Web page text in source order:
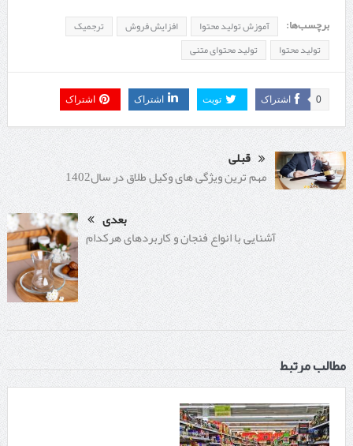
برچسب‌ها: آموزش تولید محتوا افزایش فروش
ترجمیک
تولید محتوا
تولید محتوای متنی
اشتراک 0 تویت اشتراک اشتراک
قبلی
مهم ترین ویژگی های وکیل طلاق در سال1402
بعدی
آشنایی با انواع فنجان و کاربردهای هرکدام
مطالب مرتبط